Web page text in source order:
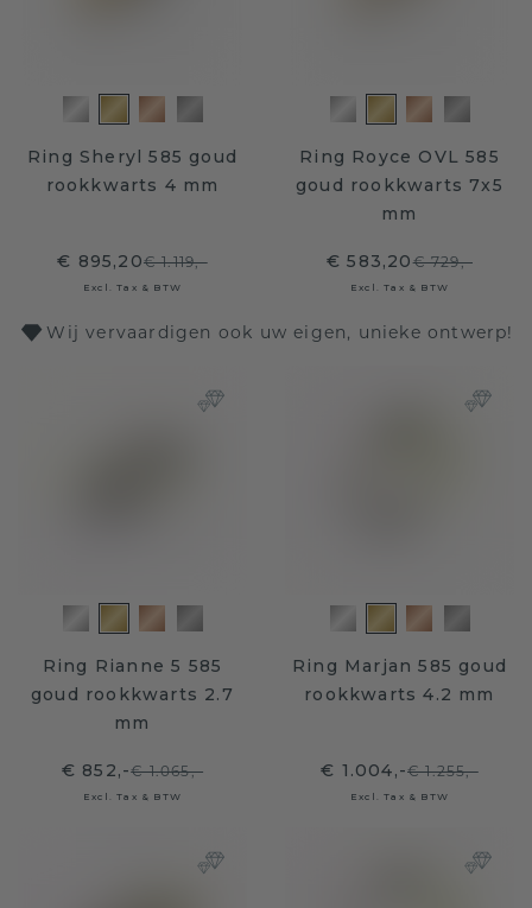
Ring Sheryl 585 goud
rookkwarts 4 mm
€ 895,20€ 1.119,-
Excl. Tax & BTW
Ring Royce OVL 585
goud rookkwarts 7x5
mm
€ 583,20€ 729,-
Excl. Tax & BTW
Wij vervaardigen ook uw eigen, unieke ontwerp!
Ring Rianne 5 585
goud rookkwarts 2.7
mm
€ 852,-€ 1.065,-
Excl. Tax & BTW
Ring Marjan 585 goud
rookkwarts 4.2 mm
€ 1.004,-€ 1.255,-
Excl. Tax & BTW